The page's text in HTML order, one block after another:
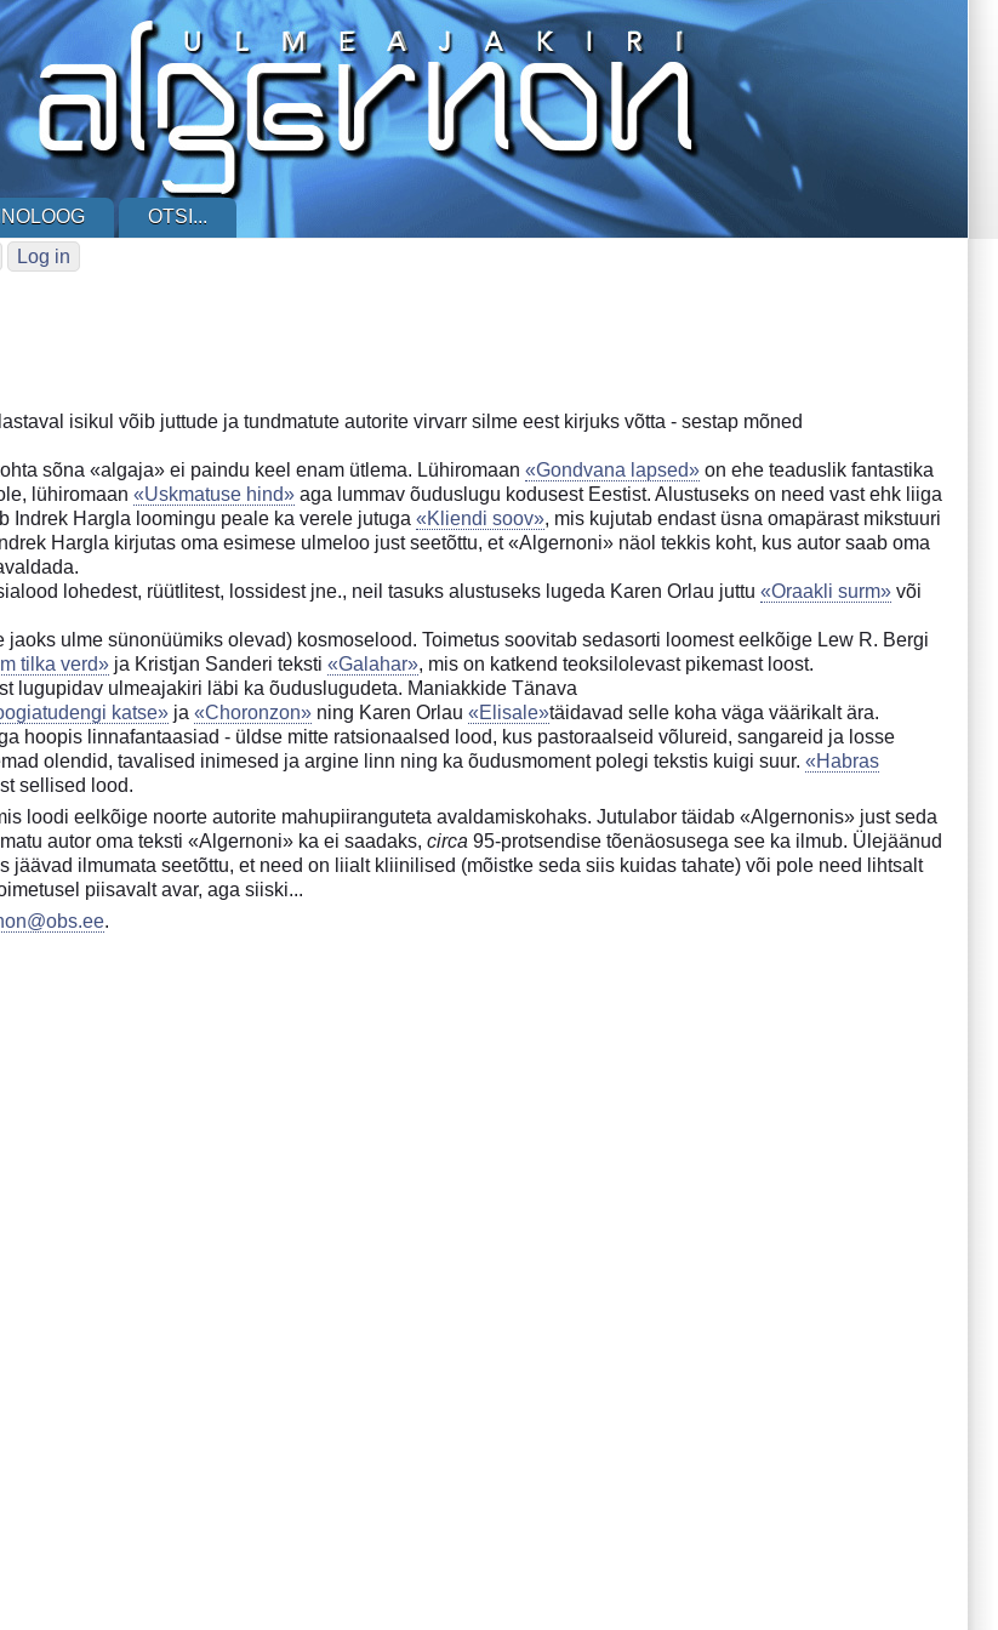
OTSI...
Log in
isikul võib juttude ja tundmatute autorite virvarr silme eest kirjuks võtta - sestap mõned
sõna «algaja» ei paindu keel enam ütlema. Lühiromaan«Gondvana lapsed» on ehe teaduslik fantastika
lühiromaan«Uskmatuse hind» aga lummav õuduslugu kodusest Eestist. Alustuseks on need vast ehk liiga
Indrek Hargla loomingu peale ka verele jutuga«Kliendi soov», mis kujutab endast üsna omapärast mikstuuri
Hargla kirjutas oma esimese ulmeloo just seetõttu, et «Algernoni» näol tekkis koht, kus autor saab oma
lohedest, rüütlitest, lossidest jne., neil tasuks alustuseks lugeda Karen Orlau juttu«Oraakli surm» või
ulme sünonüümiks olevad) kosmoselood. Toimetus soovitab sedasorti loomest eelkõige Lew R. Bergi
tilka verd» ja Kristjan Sanderi teksti«Galahar», mis on katkend teoksilolevast pikemast loost.
lugupidav ulmeajakiri läbi ka õuduslugudeta. Maniakkide Tänava
katse» ja«Choronzon» ning Karen Orlau«Elisale»täidavad selle koha väga väärikalt ära.
hoopis linnafantaasiad - üldse mitte ratsionaalsed lood, kus pastoraalseid võlureid, sangareid ja losse
olendid, tavalised inimesed ja argine linn ning ka õudusmoment polegi tekstis kuigi suur.«Habras
sellised lood.
loodi eelkõige noorte autorite mahupiiranguteta avaldamiskohaks. Jutulabor täidab «Algernonis» just seda
autor oma teksti «Algernoni» ka ei saadaks,circa 95-protsendise tõenäosusega see ka ilmub. Ülejäänud
jäävad ilmumata seetõttu, et need on liialt kliinilised (mõistke seda siis kuidas tahate) või pole need lihtsalt
piisavalt avar, aga siiski...
.